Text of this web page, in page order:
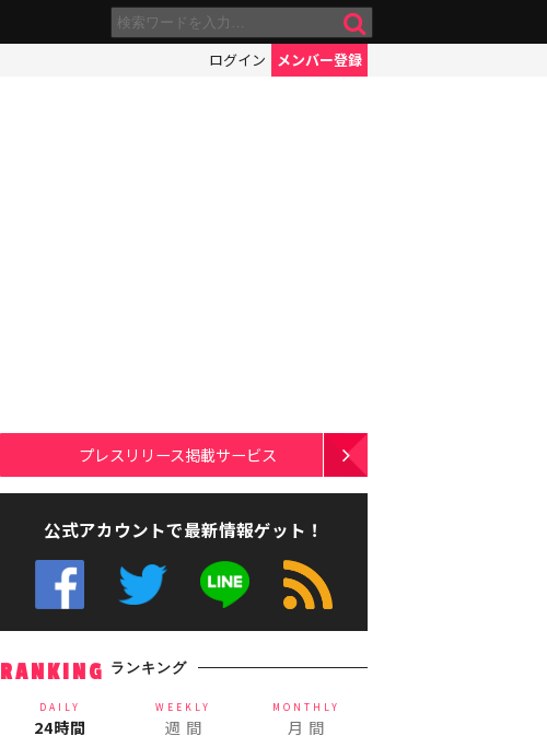
ログイン メンバー登録
プレスリリース掲載サービス
公式アカウントで最新情報ゲット！
RANKING ランキング
DAILY
24時間
WEEKLY
週 間
MONTHLY
月 間